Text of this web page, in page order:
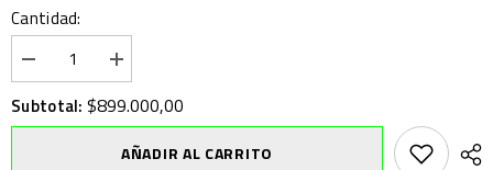
Cantidad:
Disminuir
cantidad
para
CHAQUETA
PISSEI
aumentar
la
cantidad
para
CHAQUETA
PISSEI
Subtotal: $899.000,00
AÑADIR AL CARRITO